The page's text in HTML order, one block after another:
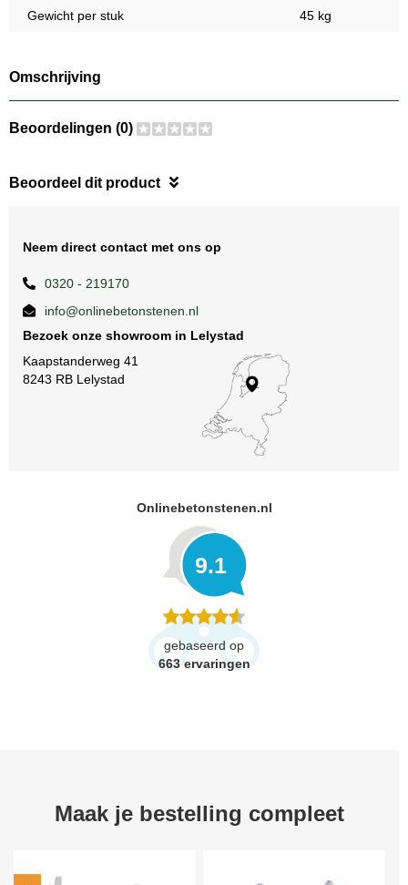
Gewicht per stuk 45 kg
Omschrijving
Beoordelingen (0)
Beoordeel dit product
Neem direct contact met ons op
0320 - 219170
info@onlinebetonstenen.nl
Bezoek onze showroom in Lelystad
Kaapstanderweg 41
8243 RB Lelystad
Onlinebetonstenen.nl
9.1
gebaseerd op
663 ervaringen
Maak je bestelling compleet